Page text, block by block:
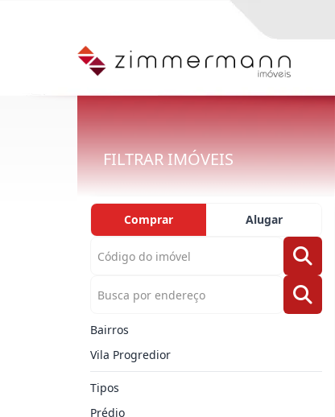
FILTRAR IMÓVEIS
Comprar Alugar
Bairros
Vila Progredior
Tipos
Prédio